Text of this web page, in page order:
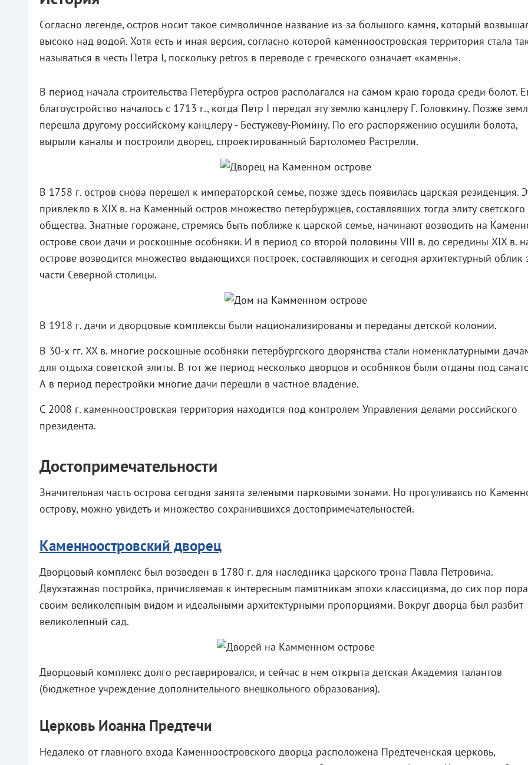
Согласно легенде, остров носит такое символичное название из-за большого камня, который
высоко над водой. Хотя есть и иная версия, согласно которой каменноостровская территория стала
называться в честь Петра I, поскольку petros в переводе с греческого означает «камень».
В период начала строительства Петербурга остров располагался на самом краю города среди болот.
благоустройство началось с 1713 г., когда Петр I передал эту землю канцлеру Г. Головкину. Позже
перешла другому российскому канцлеру - Бестужеву-Рюмину. По его распоряжению осушили болота,
вырыли каналы и построили дворец, спроектированный Бартоломео Растрелли.
В 1758 г. остров снова перешел к императорской семье, позже здесь появилась царская резиденция.
привлекло в XIX в. на Каменный остров множество петербуржцев, составлявших тогда элиту светского
общества. Знатные горожане, стремясь быть поближе к царской семье, начинают возводить на
острове свои дачи и роскошные особняки. И в период со второй половины VIII в. до середины XIX в.
острове возводится множество выдающихся построек, составляющих и сегодня архитектурный облик
части Северной столицы.
В 1918 г. дачи и дворцовые комплексы были национализированы и переданы детской колонии.
В 30-х гг. XX в. многие роскошные особняки петербургского дворянства стали номенклатурными
для отдыха советской элиты. В тот же период несколько дворцов и особняков были отданы под
А в период перестройки многие дачи перешли в частное владение.
С 2008 г. каменноостровская территория находится под контролем Управления делами российского
президента.
Достопримечательности
Значительная часть острова сегодня занята зелеными парковыми зонами. Но прогуливаясь по
острову, можно увидеть и множество сохранившихся достопримечательностей.
Каменноостровский дворец
Дворцовый комплекс был возведен в 1780 г. для наследника царского трона Павла Петровича.
Двухэтажная постройка, причисляемая к интересным памятникам эпохи классицизма, до сих пор
своим великолепным видом и идеальными архитектурными пропорциями. Вокруг дворца был разбит
великолепный сад.
Дворцовый комплекс долго реставрировался, и сейчас в нем открыта детская Академия талантов
(бюджетное учреждение дополнительного внешкольного образования).
Церковь Иоанна Предтечи
Недалеко от главного входа Каменноостровского дворца расположена Предтеченская церковь,